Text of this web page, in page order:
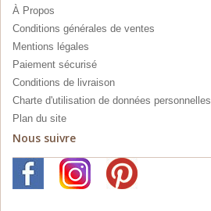
À Propos
Conditions générales de ventes
Mentions légales
Paiement sécurisé
Conditions de livraison
Charte d'utilisation de données personnelles
Plan du site
Nous suivre